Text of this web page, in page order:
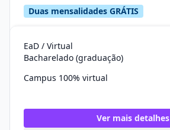
Duas mensalidades GRÁTIS
EaD / Virtual
Bacharelado (graduação)
Campus 100% virtual
Ver mais detalhes